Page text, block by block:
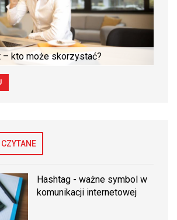
– kto może skorzystać?
Hashtag - ważne symbol w
komunikacji internetowej